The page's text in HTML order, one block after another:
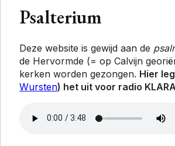
Psalterium
Deze website is gewijd aan de
de Hervormde (= op Calvijn
kerken worden gezongen. Hier
Wursten) het uit voor radio